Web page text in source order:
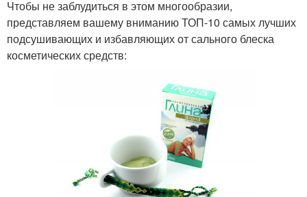
Чтобы не заблудиться в этом многообразии,
представляем вашему вниманию ТОП-10 самых лучших
подсушивающих и избавляющих от сального блеска
косметических средств: